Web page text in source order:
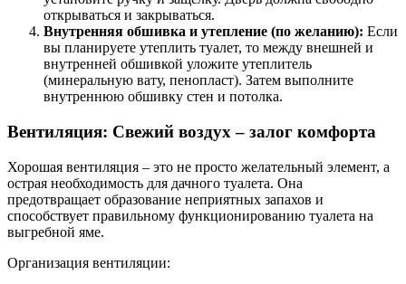
открываться и закрываться.
Внутренняя обшивка и утепление (по желанию): Если
вы планируете утеплить туалет, то между внешней и
внутренней обшивкой уложите утеплитель
(минеральную вату, пенопласт). Затем выполните
внутреннюю обшивку стен и потолка.
Вентиляция: Свежий воздух – залог комфорта
Хорошая вентиляция – это не просто желательный элемент, а
острая необходимость для дачного туалета. Она
предотвращает образование неприятных запахов и
способствует правильному функционированию туалета на
выгребной яме.
Организация вентиляции: